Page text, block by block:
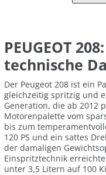
PEUGEOT
technische
Der Peugeot 208 ist ein
gleichzeitig spritzig und
Generation, die ab 2012
Motorenpalette vom
bis zum
120 PS und ein sattes
der damaligen
Einspritztechnik
unter 3,5 Litern auf 100